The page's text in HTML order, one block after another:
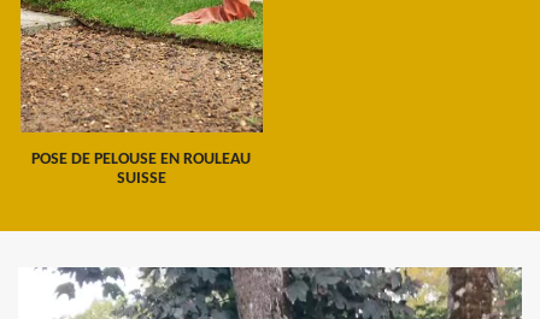
POSE DE PELOUSE EN ROULEAU
SUISSE